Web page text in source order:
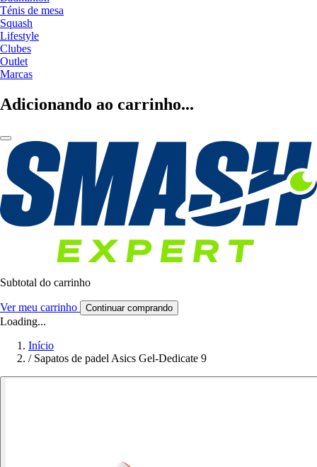
Ténis de mesa
Squash
Lifestyle
Clubes
Outlet
Marcas
Adicionando ao carrinho...
Subtotal do carrinho
Ver meu carrinho Continuar comprando
Loading...
Início
/ Sapatos de padel Asics Gel-Dedicate 9